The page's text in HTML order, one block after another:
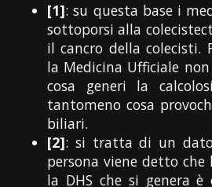
[1]: su questa base i
sottoporsi alla
il cancro della colecisti.
la Medicina Ufficiale
cosa generi la
tantomeno cosa
biliari.
[2]: si tratta di un
persona viene detto
la DHS che si genera